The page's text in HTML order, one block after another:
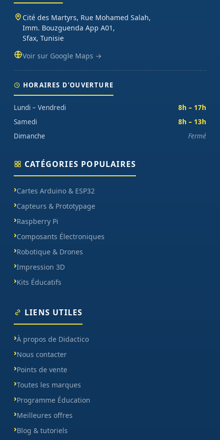
Cité des Martyrs, Rue Mohamed Salah,
Imm. Bouzguenda App A01,
Sfax, Tunisie
Voir sur Google Maps →
HORAIRES D'OUVERTURE
Lundi – Vendredi
8h – 17h
Samedi
8h – 13h
Dimanche
Fermé
CATÉGORIES POPULAIRES
Cartes Arduino & ESP32
Capteurs & Prototypage
Raspberry Pi
Composants Électroniques
Robotique & Drones
Impression 3D
Kits Éducatifs
LIENS UTILES
À propos de Didactico
Nous contacter
Points de vente
Toutes les marques
Programme Éducation
Meilleures offres
Blog & tutoriels